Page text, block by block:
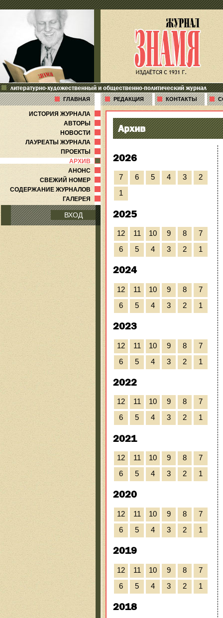
литературно-художественный и общественно-политический журнал
ГЛАВНАЯ РЕДАКЦИЯ КОНТАКТЫ
ИСТОРИЯ ЖУРНАЛА
АВТОРЫ
НОВОСТИ
ЛАУРЕАТЫ ЖУРНАЛА
ПРОЕКТЫ
АРХИВ
АНОНС
СВЕЖИЙ НОМЕР
СОДЕРЖАНИЕ ЖУРНАЛОВ
ГАЛЕРЕЯ
ВХОД
Архив
2026
7 6 5 4 3
2
1
2025
12 11 10 9 8
7
6
5 4 3 2 1
2024
12 11 10 9 8
7
6
5 4 3 2 1
2023
12 11 10 9 8
7
6
5 4 3 2 1
2022
12 11 10 9 8
7
6
5 4 3 2 1
2021
12 11 10 9 8
7
6
5 4 3 2 1
2020
12 11 10 9 8
7
6
5 4 3 2 1
2019
12 11 10 9 8
7
6
5 4 3 2 1
2018